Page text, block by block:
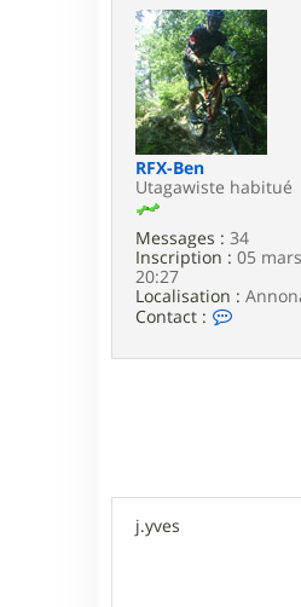
RFX-Ben
Utagawiste habitué
Messages : 34
Inscription : 05
20:27
Localisation :
Contact :
j.yves